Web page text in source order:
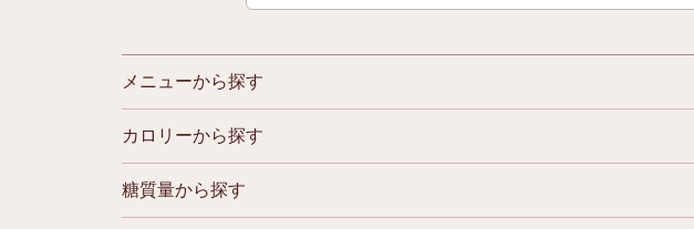
メニューから探す
カロリーから探す
糖質量から探す